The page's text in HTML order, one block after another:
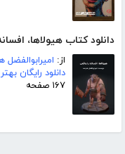
دانلود کتاب هیولاها،
از: امیرابوالفضل
دانلود رایگان
۱۶۷ صفحه